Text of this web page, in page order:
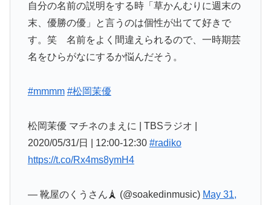
自分の名前の説明をする時「草かんむりに週末の
末、優勝の優」と言うのは個性が出てて好きで
す。笑 名前をよく間違えられるので、一時期芸
名をひらがなにするか悩んだそう。
#mmmm #松岡茉優
松岡茉優 マチネのまえに | TBSラジオ |
2020/05/31/日 | 12:00-12:30 #radiko
https://t.co/Rx4ms8ymH4
— 靴屋のくうさん🗼 (@soakedinmusic) May 31,